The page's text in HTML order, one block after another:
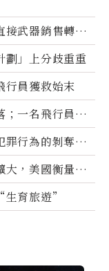
接武器銷售轉向
劃」上分歧重重
行員獲救始末
；一名飛行員失
罪行為的剝奪公
大，美國衡量地
育旅遊”